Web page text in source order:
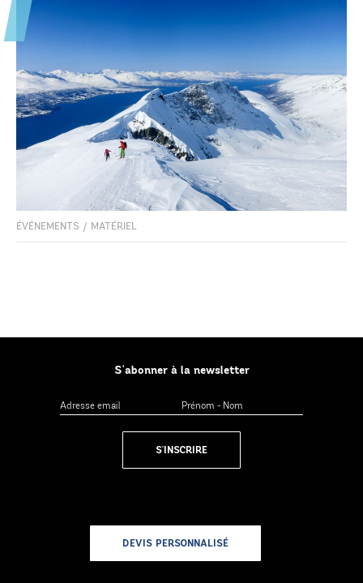
ÉVÉNEMENTS / MATÉRIEL
S'abonner à la newsletter
S'INSCRIRE
DEVIS PERSONNALISÉ